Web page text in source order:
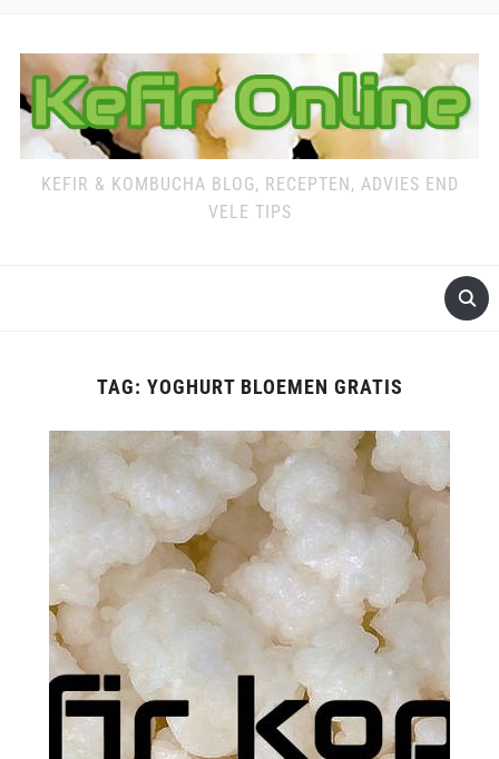
KEFIR & KOMBUCHA BLOG, RECEPTEN, ADVIES END
VELE TIPS
TAG: YOGHURT BLOEMEN GRATIS